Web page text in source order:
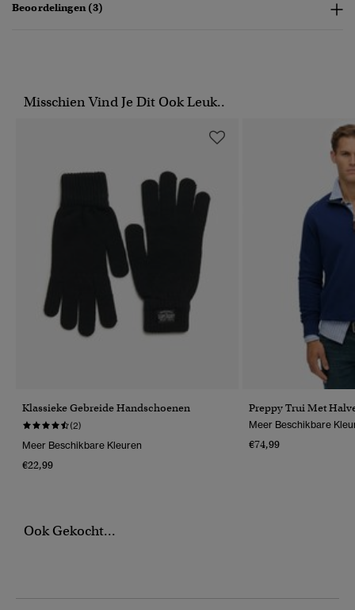
Beoordelingen (3)
Misschien Vind Je Dit Ook Leuk..
Klassieke Gebreide Handschoenen
(2)
Meer Beschikbare Kleuren
€22,99
Preppy Trui Met
Meer Beschikbare
€74,99
Ook Gekocht...